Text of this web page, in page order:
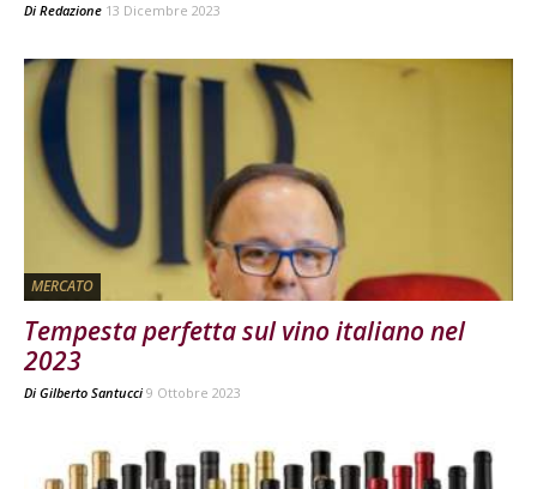
Di Redazione 13 Dicembre 2023
MERCATO
Tempesta perfetta sul vino italiano nel
2023
Di Gilberto Santucci 9 Ottobre 2023